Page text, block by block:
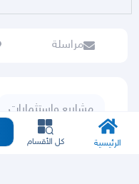
مراسلة
مشاريع واستثمارات
الرئيسية كل الأقسام